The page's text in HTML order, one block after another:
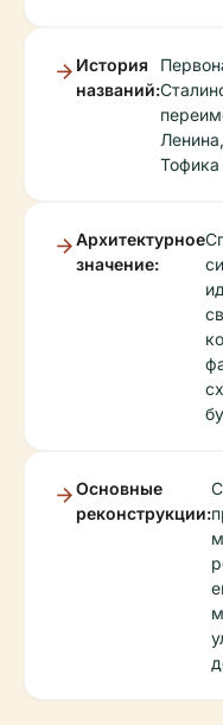
История
названий:
Тофика
Архитектурное
значение:
Основные
реконструкции: